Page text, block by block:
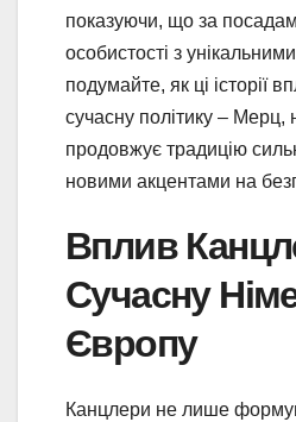
показуючи, що за
особистості з
подумайте, як ці історії
сучасну політику – Мерц,
продовжує традицію
новими акцентами на
Вплив
Сучасну
Європу
Канцлери не лише